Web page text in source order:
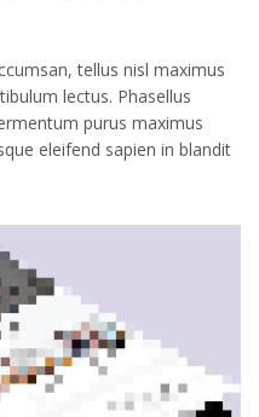
tellus nisl maximus
lectus. Phasellus
purus maximus
eleifend sapien in blandit